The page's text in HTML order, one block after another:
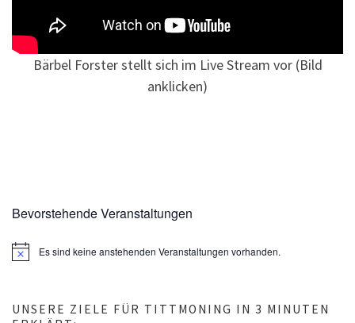
Bärbel Forster stellt sich im Live Stream vor (Bild
anklicken)
Bevorstehende Veranstaltungen
H
e
i
Es sind keine anstehenden Veranstaltungen vorhanden.
UNSERE ZIELE FÜR TITTMONING IN 3 MINUTEN